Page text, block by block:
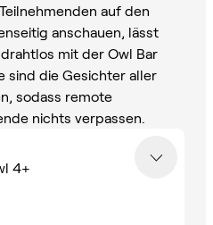
auf den
anschauen, lässt
mit der Owl Bar
sind die Gesichter aller
sodass remote
nichts verpassen.
4+